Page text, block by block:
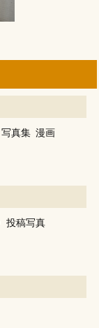
写真集 漫画
投稿写真